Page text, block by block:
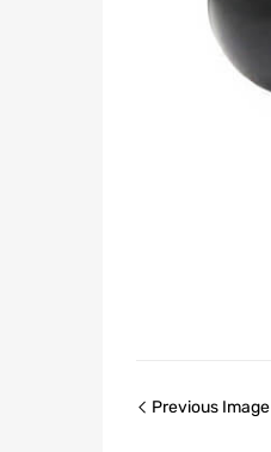
Previous Image